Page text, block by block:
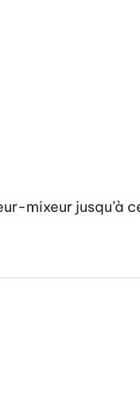
mixeur jusqu’à